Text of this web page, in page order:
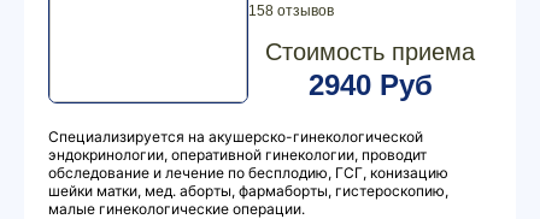
158 отзывов
Стоимость приема
2940 Руб
Специализируется на акушерско-гинекологической
эндокринологии, оперативной гинекологии, проводит
обследование и лечение по бесплодию, ГСГ, конизацию
шейки матки, мед. аборты, фармаборты, гистероскопию,
малые гинекологические операции.